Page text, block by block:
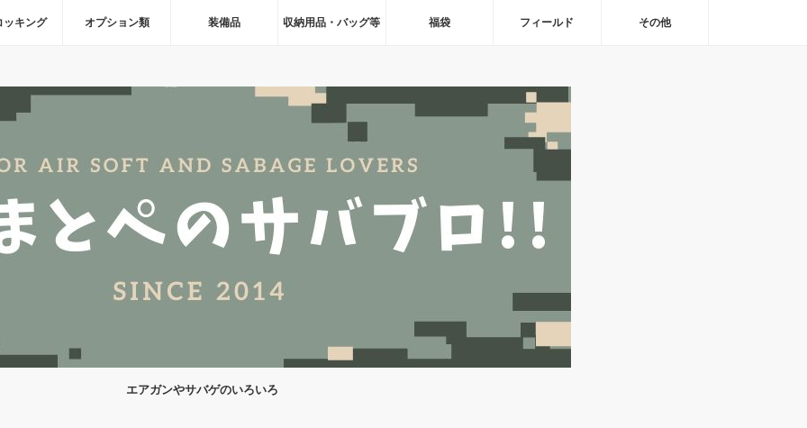
ッキング オプション類 装備品 収納用品・バッグ等 福袋 フィールド その他
エアガンやサバゲのいろいろ